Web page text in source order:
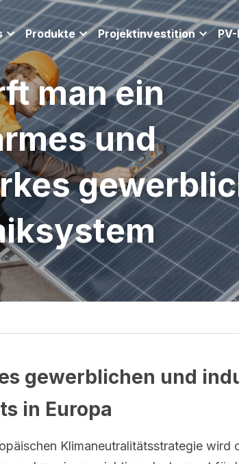
Produkte Projektinvestition
man ein
und
gewerblichen und
in Europa
Klimaneutralitätsstrategie wird